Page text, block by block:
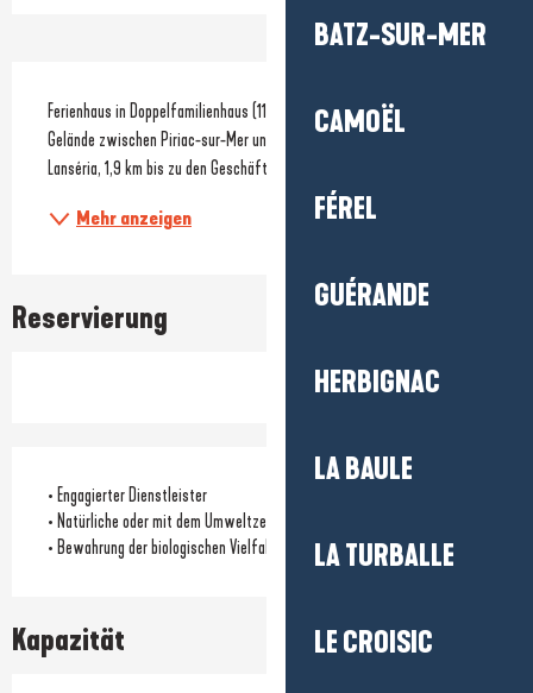
BATZ-SUR-MER
CAMOËL
FÉREL
GUÉRANDE
HERBIGNAC
LA BAULE
LA TURBALLE
LE CROISIC
Beschreibung
Ferienhaus in Doppelfamilienhaus (119 m²) auf ruhigem, privatem
Gelände zwischen Piriac-sur-Mer und Quimiac. 1,2 km bis zum Strand
Lanséria, 1,9 km bis zu den Geschäften von Quimiac.
Mehr anzeigen
Reservierung
• Engagierter Dienstleister
• Natürliche oder mit dem Umweltzeichen versehene Reinigungsmittel
• Bewahrung der biologischen Vielfalt des Standorts
Kapazität